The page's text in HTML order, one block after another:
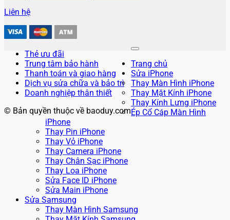
Liên hệ
Thẻ ưu đãi
Trung tâm bảo hành
Thanh toán và giao hàng
Dịch vụ sửa chữa và bảo trì
Doanh nghiệp thân thiết
© Bản quyền thuộc về baoduy.com
Trang chủ
Sửa iPhone
Thay Màn Hình iPhone
Thay Mặt Kính iPhone
Thay Kính Lưng iPhone
Ép Cổ Cáp Màn Hình
iPhone
Thay Pin iPhone
Thay Vỏ iPhone
Thay Camera iPhone
Thay Chân Sạc iPhone
Thay Loa iPhone
Sửa Face ID iPhone
Sửa Main iPhone
Sửa Samsung
Thay Màn Hình Samsung